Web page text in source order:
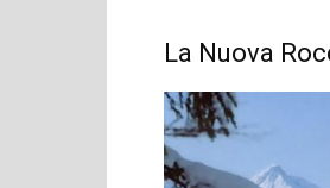
La Nuova